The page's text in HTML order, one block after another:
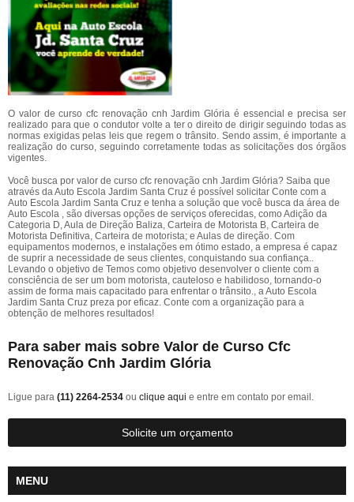
O valor de curso cfc renovação cnh Jardim Glória é essencial e precisa ser
realizado para que o condutor volte a ter o direito de dirigir seguindo todas as
normas exigidas pelas leis que regem o trânsito. Sendo assim, é importante a
realização do curso, seguindo corretamente todas as solicitações dos órgãos
vigentes.
Você busca por valor de curso cfc renovação cnh Jardim Glória? Saiba que
através da Auto Escola Jardim Santa Cruz é possível solicitar Conte com a
Auto Escola Jardim Santa Cruz e tenha a solução que você busca da área de
Auto Escola , são diversas opções de serviços oferecidas, como Adição da
Categoria D, Aula de Direção Baliza, Carteira de Motorista B, Carteira de
Motorista Definitiva, Carteira de motorista; e Aulas de direção. Com
equipamentos modernos, e instalações em ótimo estado, a empresa é capaz
de suprir a necessidade de seus clientes, conquistando sua confiança..
Levando o objetivo de Temos como objetivo desenvolver o cliente com a
consciência de ser um bom motorista, cauteloso e habilidoso, tornando-o
assim de forma mais capacitado para enfrentar o trânsito., a Auto Escola
Jardim Santa Cruz preza por eficaz. Conte com a organização para a
obtenção de melhores resultados!
Para saber mais sobre Valor de Curso Cfc
Renovação Cnh Jardim Glória
Ligue para (11) 2264-2534 ou clique aqui e entre em contato por email.
Solicite um orçamento
MENU